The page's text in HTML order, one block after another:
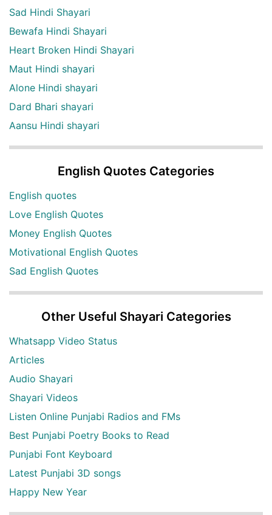
Sad Hindi Shayari
Bewafa Hindi Shayari
Heart Broken Hindi Shayari
Maut Hindi shayari
Alone Hindi shayari
Dard Bhari shayari
Aansu Hindi shayari
English Quotes Categories
English quotes
Love English Quotes
Money English Quotes
Motivational English Quotes
Sad English Quotes
Other Useful Shayari Categories
Whatsapp Video Status
Articles
Audio Shayari
Shayari Videos
Listen Online Punjabi Radios and FMs
Best Punjabi Poetry Books to Read
Punjabi Font Keyboard
Latest Punjabi 3D songs
Happy New Year